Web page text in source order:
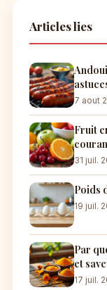
Articles lies
7 aout
Fruit
31 juil.
Poids
19 juil.
Par
et
17 juil.